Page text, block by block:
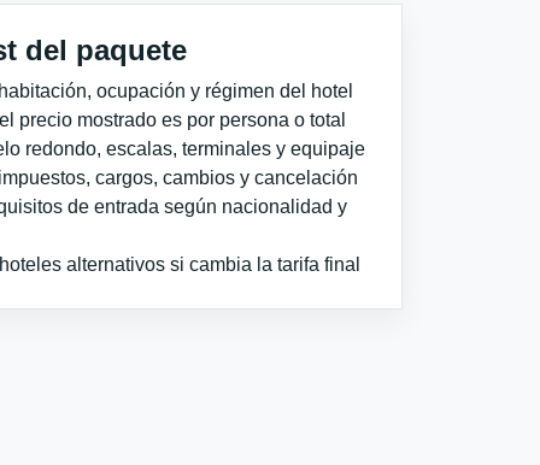
del paquete
ocupación y régimen del hotel
precio mostrado es por persona o total
redondo, escalas, terminales y equipaje
cargos, cambios y cancelación
de entrada según nacionalidad y
alternativos si cambia la tarifa final